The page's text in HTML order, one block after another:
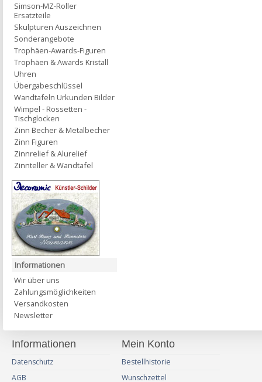
Simson-MZ-Roller
Ersatzteile
Skulpturen Auszeichnen
Sonderangebote
Trophäen-Awards-Figuren
Trophäen & Awards Kristall
Uhren
Übergabeschlüssel
Wandtafeln Urkunden Bilder
Wimpel - Rossetten -
Tischglocken
Zinn Becher & Metalbecher
Zinn Figuren
Zinnrelief & Alurelief
Zinnteller & Wandtafel
Informationen
Wir über uns
Zahlungsmöglichkeiten
Versandkosten
Newsletter
Informationen
Datenschutz
AGB
Mein Konto
Bestellhistorie
Wunschzettel